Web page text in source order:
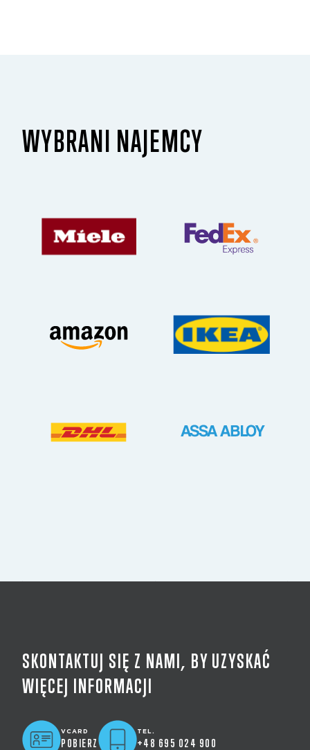
WYBRANI NAJEMCY
SKONTAKTUJ SIĘ Z NAMI, BY UZYSKAĆ
WIĘCEJ INFORMACJI
VCARD
POBIERZ
TEL.
+48 695 024 900